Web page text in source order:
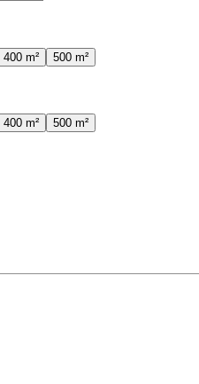
400 m² 500 m²
400 m² 500 m²